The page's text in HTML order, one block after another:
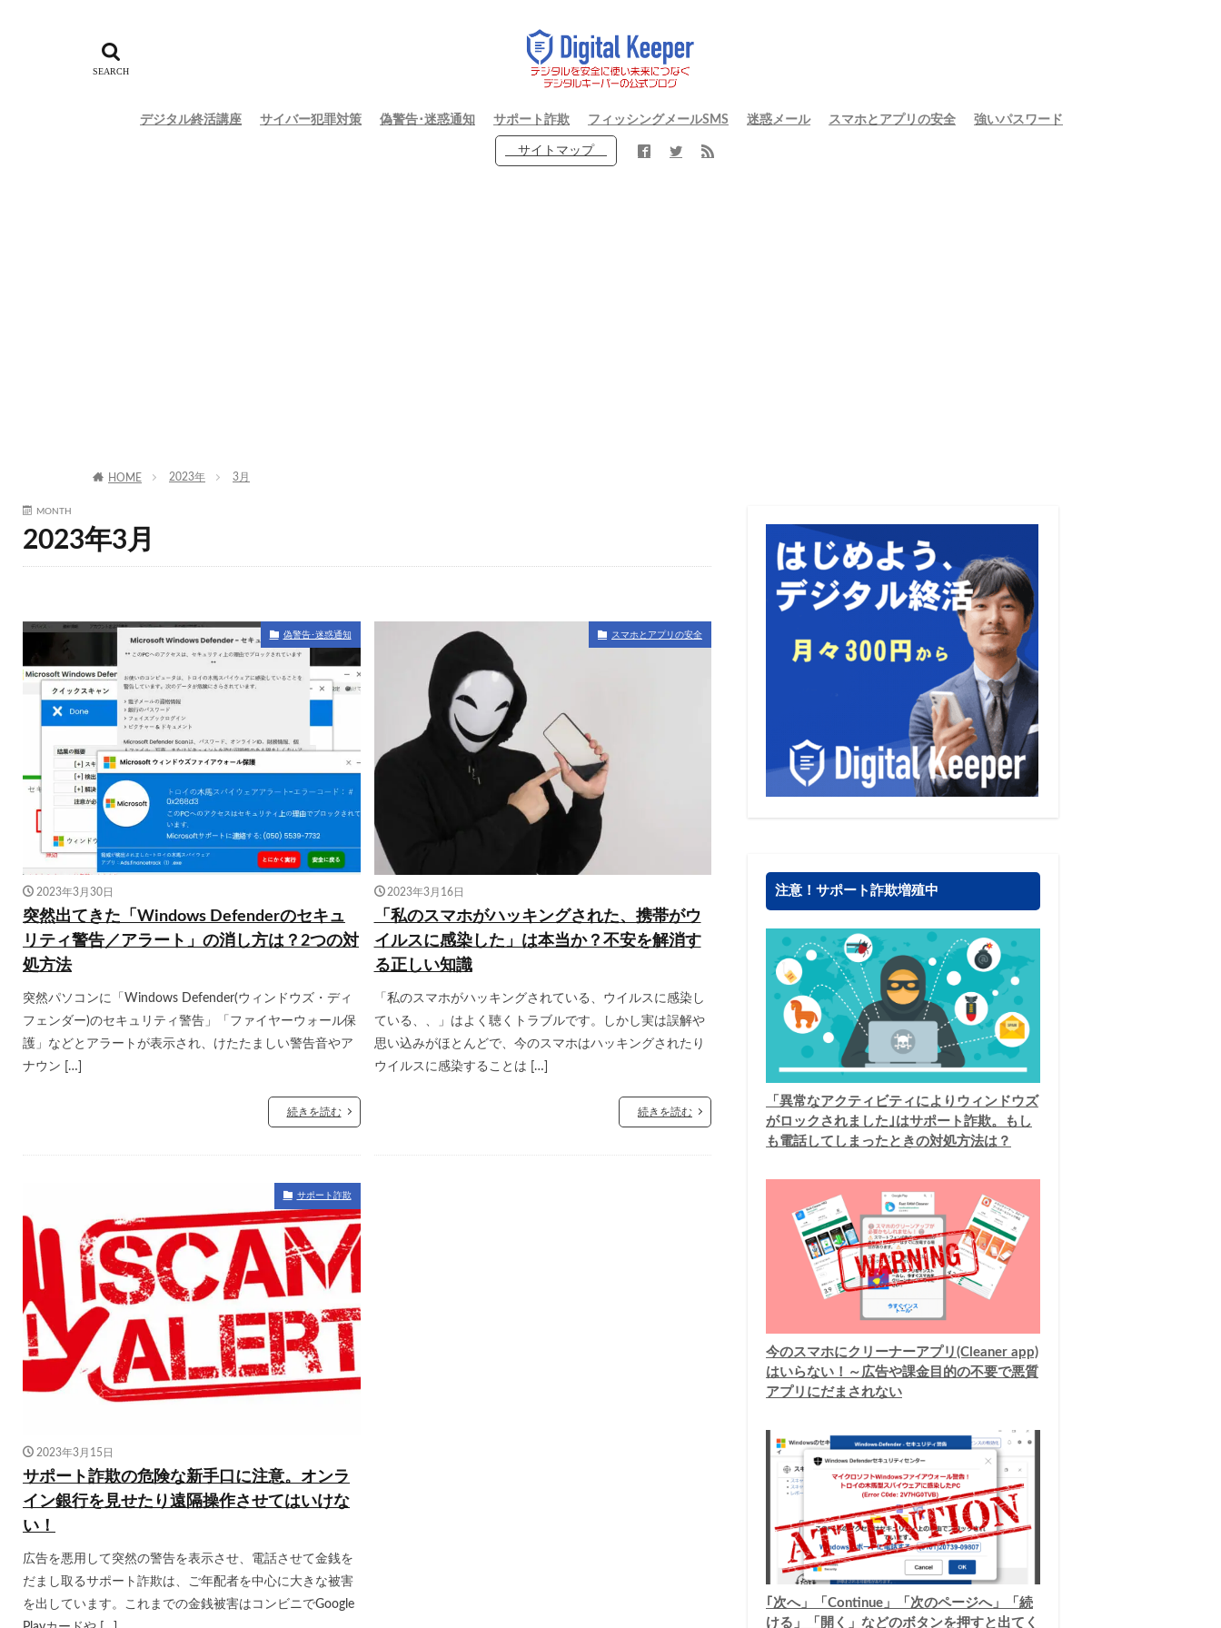
デジタル終活講座 サイバー犯罪対策 偽警告･迷惑通知 サポート詐欺 フィッシングメールSMS 迷惑メール スマホとアプリの安全 強いパスワード
サイトマップ
HOME 2023年 3月
MONTH
2023年3月
偽警告･迷惑通知
2023年3月30日
突然出てきた「Windows Defenderのセキュ
リティ警告／アラート」の消し方は？2つの対
処方法
突然パソコンに「Windows Defender(ウィンドウズ・ディ
フェンダー)のセキュリティ警告」「ファイヤーウォール保
護」などとアラートが表示され、けたたましい警告音やア
ナウン […]
続きを読む
スマホとアプリの安全
2023年3月16日
「私のスマホがハッキングされた、携帯がウ
イルスに感染した」は本当か？不安を解消す
る正しい知識
「私のスマホがハッキングされている、ウイルスに感染し
ている、、」はよく聴くトラブルです。しかし実は誤解や
思い込みがほとんどで、今のスマホはハッキングされたり
ウイルスに感染することは […]
続きを読む
サポート詐欺
2023年3月15日
サポート詐欺の危険な新手口に注意。オンラ
イン銀行を見せたり遠隔操作させてはいけな
い！
広告を悪用して突然の警告を表示させ、電話させて金銭を
だまし取るサポート詐欺は、ご年配者を中心に大きな被害
を出しています。これまでの金銭被害はコンビニでGoogle
注意！サポート詐欺増殖中
「異常なアクティビティによりウィンドウズ
がロックされました｣はサポート詐欺。もし
も電話してしまったときの対処方法は？
今のスマホにクリーナーアプリ(Cleaner app)
はいらない！～広告や課金目的の不要で悪質
アプリにだまされない
｢次へ」「Continue」「次のページへ」「続
ける」「開く」などのボタンを押すと出てく